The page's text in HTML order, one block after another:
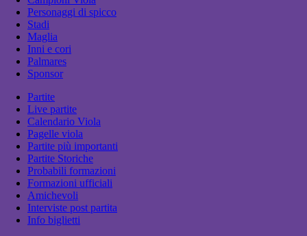
Personaggi di spicco
Stadi
Maglia
Inni e cori
Palmares
Sponsor
Partite
Live partite
Calendario Viola
Pagelle viola
Partite più importanti
Partite Storiche
Probabili formazioni
Formazioni ufficiali
Amichevoli
Interviste post partita
Info biglietti